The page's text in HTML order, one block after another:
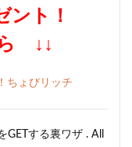
ント！
↓↓
する裏ワザ . All